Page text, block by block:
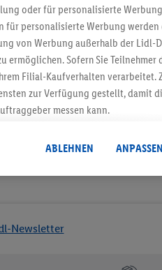
Gutschein sichern!
Newsletter
oder für personalisierte
personalisierte Werbung
von Werbung außerhalb der Lidl-
Sofern Sie Teilnehmer
Filial-Kaufverhalten verarbeitet.
zur Verfügung gestellt, damit
messen kann.
von Daten (z.B. über Ihre Nutzung
- z.B. Alter oder
Lidl-Dienste hinweg
Entwicklung von Angeboten sowie
ABLEHNEN ANPASSEN